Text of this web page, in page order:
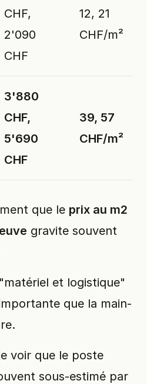
CHF,
2'090
CHF
12, 21
CHF/m²
3'880
CHF,
5'690
CHF
39, 57
CHF/m²
que le prix au m2
gravite souvent
et logistique"
que la main-
voir que le poste
sous-estimé par